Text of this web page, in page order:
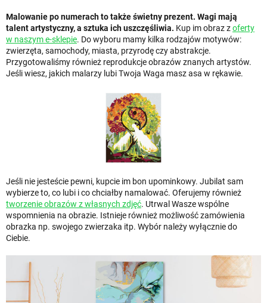
Malowanie po numerach to także świetny prezent. Wagi mają
talent artystyczny, a sztuka ich uszczęśliwia. Kup im obraz zoferty
w naszym e-sklepie. Do wyboru mamy kilka rodzajów motywów:
zwierzęta, samochody, miasta, przyrodę czy abstrakcje.
Przygotowaliśmy również reprodukcje obrazów znanych artystów.
Jeśli wiesz, jakich malarzy lubi Twoja Waga masz asa w rękawie.
Jeśli nie jesteście pewni, kupcie im bon upominkowy. Jubilat sam
wybierze to, co lubi i co chciałby namalować. Oferujemy również
tworzenie obrazów z własnych zdjęć. Utrwal Wasze wspólne
wspomnienia na obrazie. Istnieje również możliwość zamówienia
obrazka np. swojego zwierzaka itp. Wybór należy wyłącznie do
Ciebie.